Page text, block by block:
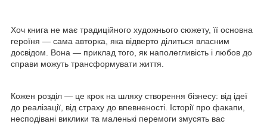
Хоч книга не має традиційного художнього сюжету, її основна
героїня — сама авторка, яка відверто ділиться власним
досвідом. Вона — приклад того, як наполегливість і любов до
справи можуть трансформувати життя.
Кожен розділ — це крок на шляху створення бізнесу: від ідеї
до реалізації, від страху до впевненості. Історії про факапи,
несподівані виклики та маленькі перемоги змусять вас